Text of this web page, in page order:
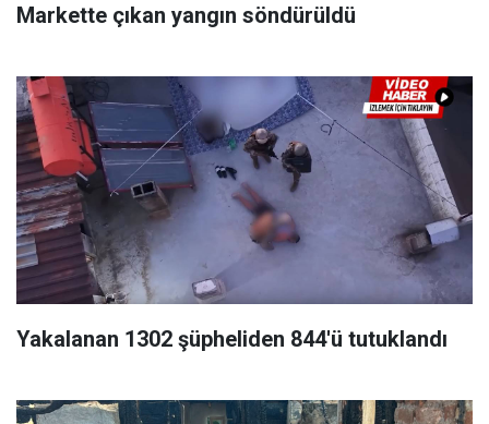
Markette çıkan yangın söndürüldü
Yakalanan 1302 şüpheliden 844'ü tutuklandı